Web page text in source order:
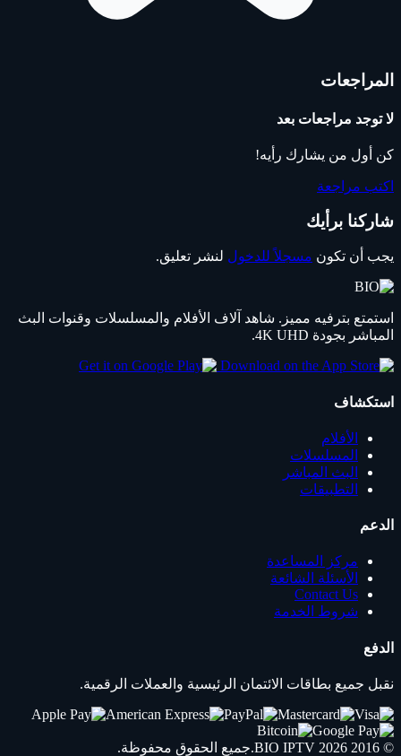
المراجعات
لا توجد مراجعات بعد
كن أول من يشارك رأيه!
اكتب مراجعة
شاركنا برأيك
يجب أن تكون مسجلاً للدخول لنشر تعليق.
استمتع بترفيه مميز. شاهد آلاف الأفلام والمسلسلات وقنوات البث
المباشر بجودة 4K UHD.
استكشاف
الأفلام
المسلسلات
البث المباشر
التطبيقات
الدعم
مركز المساعدة
الأسئلة الشائعة
Contact Us
شروط الخدمة
الدفع
نقبل جميع بطاقات الائتمان الرئيسية والعملات الرقمية.
© 2016 2026
BIO IPTV .جميع الحقوق محفوظة.